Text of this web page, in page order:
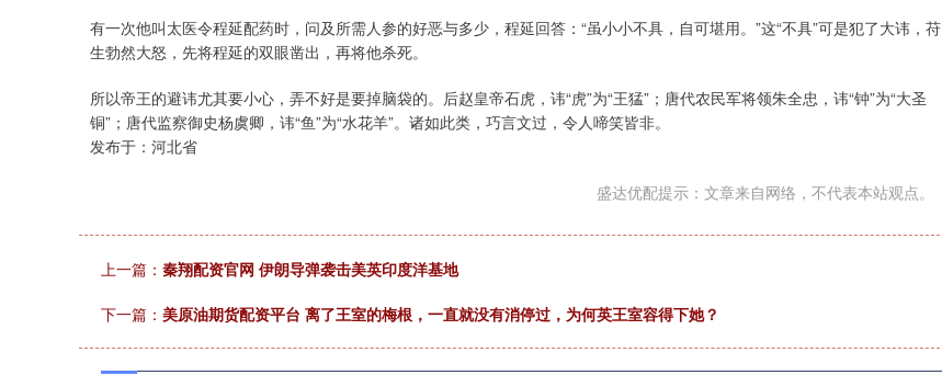
有一次他叫太医令程延配药时，问及所需人参的好恶与多少，程延回答：“虽小小不具，自可堪用。”这“不具”可是犯了大讳，苻
生勃然大怒，先将程延的双眼凿出，再将他杀死。
所以帝王的避讳尤其要小心，弄不好是要掉脑袋的。后赵皇帝石虎，讳“虎”为“王猛”；唐代农民军将领朱全忠，讳“钟”为“大圣
铜”；唐代监察御史杨虞卿，讳“鱼”为“水花羊”。诸如此类，巧言文过，令人啼笑皆非。
发布于：河北省
盛达优配提示：文章来自网络，不代表本站观点。
上一篇： 秦翔配资官网 伊朗导弹袭击美英印度洋基地
下一篇： 美原油期货配资平台 离了王室的梅根，一直就没有消停过，为何英王室容得下她？